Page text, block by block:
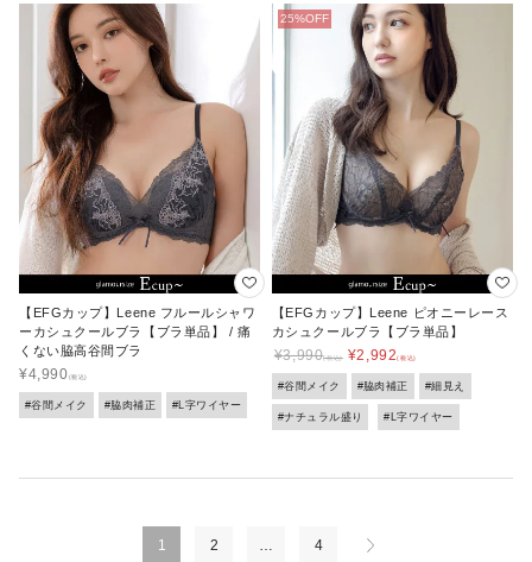
【EFGカップ】Leene フルールシャワ
ーカシュクールブラ【ブラ単品】 / 痛
くない脇高谷間ブラ
¥4,990
#谷間メイク #脇肉補正 #L字ワイヤー
【EFGカップ】Leene ピオニーレース
カシュクールブラ【ブラ単品】
¥3,990 ¥2,992
#谷間メイク #脇肉補正 #細見え
#ナチュラル盛り #L字ワイヤー
1 2 4